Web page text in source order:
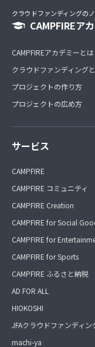
クラウドファンディングの
CAMPFIREア
CAMPFIREアカデミーとは
クラウドファンディング
プロジェクトの作り方
プロジェクトの広め方
サービス
CAMPFIRE
CAMPFIRE コミュニティ
CAMPFIRE Creation
CAMPFIRE for Social
CAMPFIRE for
CAMPFIRE for Sports
CAMPFIRE ふるさと納税
AD FOR ALL
HIOKOSHI
JFAクラウドファンディン
machi-ya